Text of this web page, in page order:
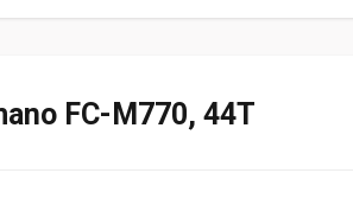
FC-M770, 44T